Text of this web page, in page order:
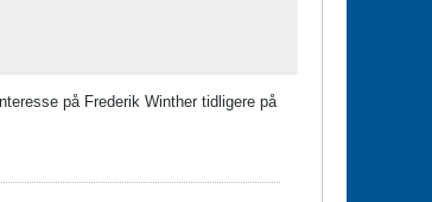
på Frederik Winther tidligere på